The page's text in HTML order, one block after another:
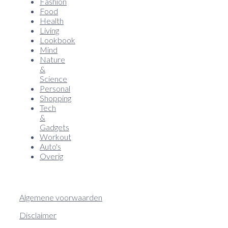
Food
Health
Living
Lookbook
Mind
Nature
&
Science
Personal
Shopping
Tech
&
Gadgets
Workout
Auto's
Overig
Algemene voorwaarden
Disclaimer